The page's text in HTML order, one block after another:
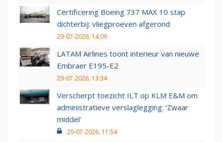
Certificering Boeing 737 MAX 10 stap
dichterbij: vliegproeven afgerond
29-07-2026, 14:09
LATAM Airlines toont interieur van nieuwe
Embraer E195-E2
29-07-2026, 13:34
Verscherpt toezicht ILT op KLM E&M om
administratieve verslaglegging: ‘Zwaar
middel’
29-07-2026, 11:54